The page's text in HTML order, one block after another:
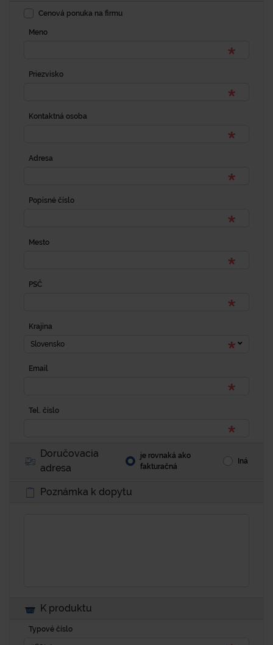
Cenová ponuka na firmu
Meno
Priezvisko
Kontaktná osoba
Adresa
Popisné číslo
Mesto
PSČ
Krajina
Slovensko
Email
Tel. číslo
Doručovacia
adresa
je rovnaká ako
fakturačná
Iná
Poznámka k dopytu
K produktu
Typové číslo